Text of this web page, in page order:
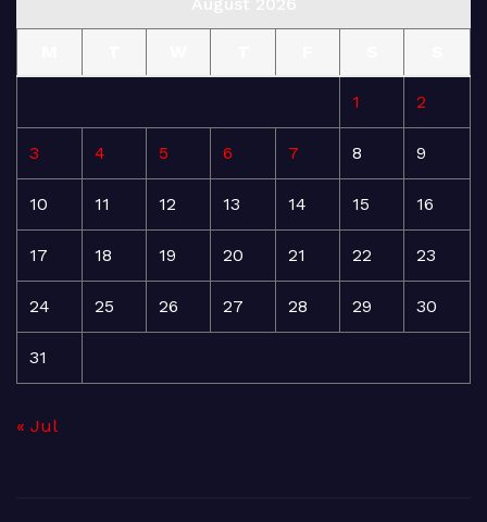
1 2
3 4 5 6 7 8 9
10 11 12 13 14 15 16
17 18 19 20 21 22 23
24 25 26 27 28 29 30
31
« Jul